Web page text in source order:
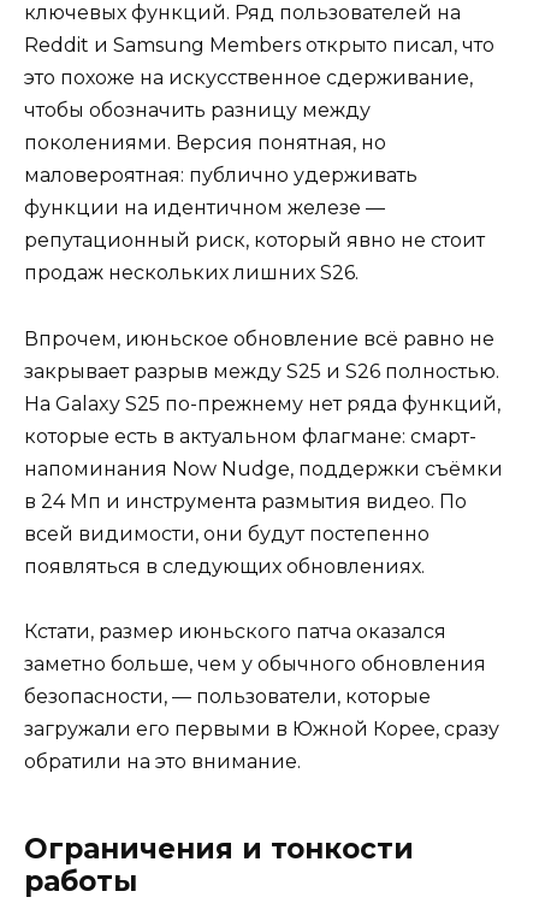
ключевых функций. Ряд пользователей на
Reddit и Samsung Members открыто писал, что
это похоже на искусственное сдерживание,
чтобы обозначить разницу между
поколениями. Версия понятная, но
маловероятная: публично удерживать
функции на идентичном железе —
репутационный риск, который явно не стоит
продаж нескольких лишних S26.
Впрочем, июньское обновление всё равно не
закрывает разрыв между S25 и S26 полностью.
На Galaxy S25 по-прежнему нет ряда функций,
которые есть в актуальном флагмане: смарт-
напоминания Now Nudge, поддержки съёмки
в 24 Мп и инструмента размытия видео. По
всей видимости, они будут постепенно
появляться в следующих обновлениях.
Кстати, размер июньского патча оказался
заметно больше, чем у обычного обновления
безопасности, — пользователи, которые
загружали его первыми в Южной Корее, сразу
обратили на это внимание.
Ограничения и тонкости
работы